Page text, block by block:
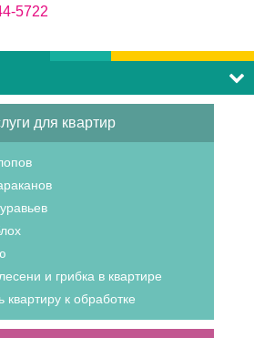
5722
для квартир
и грибка в квартире
квартиру к обработке